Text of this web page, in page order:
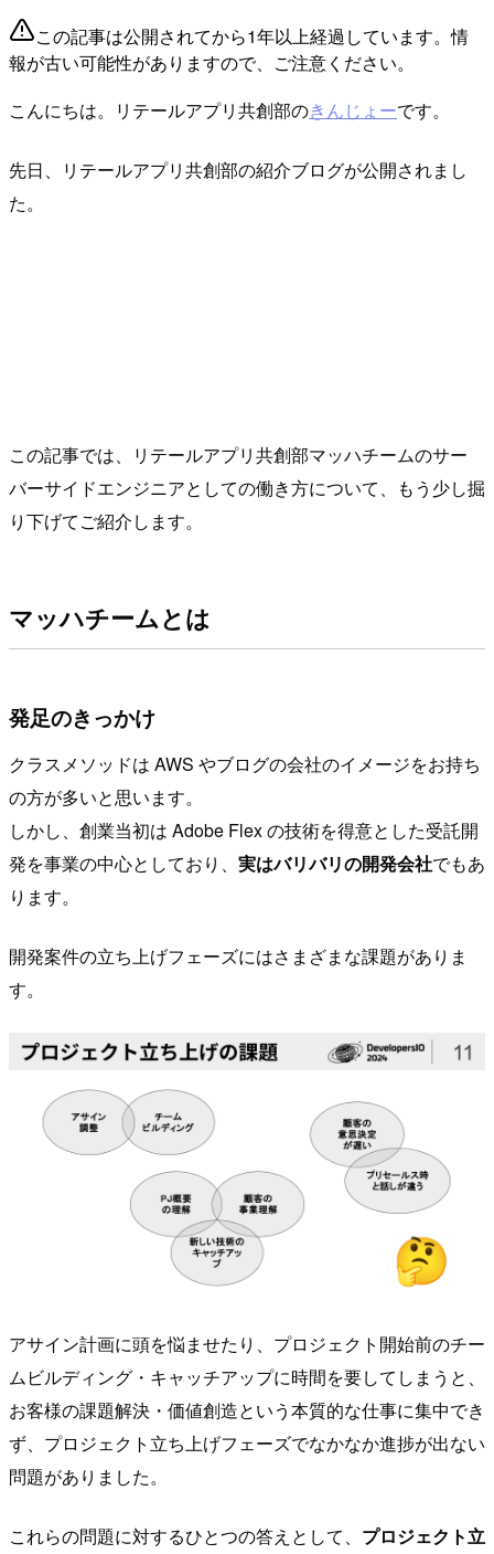
この記事は公開されてから1年以上経過しています。情
報が古い可能性がありますので、ご注意ください。
こんにちは。リテールアプリ共創部のきんじょーです。
先日、リテールアプリ共創部の紹介ブログが公開されまし
た。
この記事では、リテールアプリ共創部マッハチームのサー
バーサイドエンジニアとしての働き方について、もう少し掘
り下げてご紹介します。
マッハチームとは
発足のきっかけ
クラスメソッドは AWS やブログの会社のイメージをお持ち
の方が多いと思います。
しかし、創業当初は Adobe Flex の技術を得意とした受託開
発を事業の中心としており、 実はバリバリの開発会社でもあ
ります。
開発案件の立ち上げフェーズにはさまざまな課題がありま
す。
アサイン計画に頭を悩ませたり、プロジェクト開始前のチー
ムビルディング・キャッチアップに時間を要してしまうと、
お客様の課題解決・価値創造という本質的な仕事に集中でき
ず、プロジェクト立ち上げフェーズでなかなか進捗が出ない
問題がありました。
これらの問題に対するひとつの答えとして、 プロジェクト立